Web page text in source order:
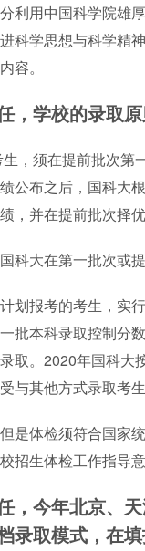
利用中国科学院雄
科学思想与科学精
容。
， 学校的录取
，须在提前批次
公布之后，国科大
，并在提前批次择
科大在第一批次或
划报考的考生，实
批本科录取控制分
取。2020年国科
与其他方式录取考
是体检须符合国家
招生体检工作指导
， 今年北京、
录取模式，在